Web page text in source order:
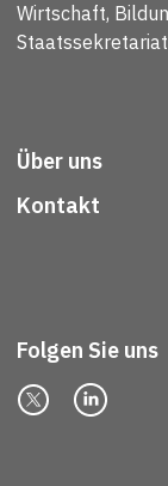
Wirtschaft,
Über uns
Kontakt
Folgen Sie uns